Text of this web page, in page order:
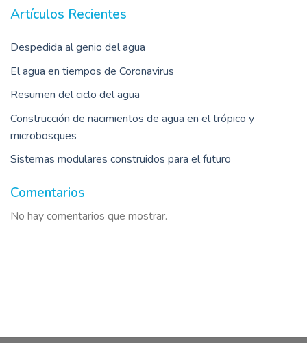
Artículos Recientes
Despedida al genio del agua
El agua en tiempos de Coronavirus
Resumen del ciclo del agua
Construcción de nacimientos de agua en el trópico y
microbosques
Sistemas modulares construidos para el futuro
Comentarios
No hay comentarios que mostrar.